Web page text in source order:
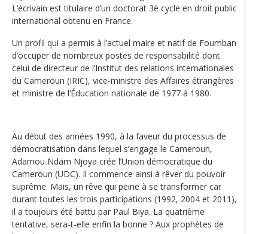
L‘écrivain est titulaire d’un doctorat 3è cycle en droit public
international obtenu en France.
Un profil qui a permis à l’actuel maire et natif de Foumban
d’occuper de nombreux postes de responsabilité dont
celui de directeur de l’Institut des relations internationales
du Cameroun (IRIC), vice-ministre des Affaires étrangères
et ministre de l‘Éducation nationale de 1977 à 1980.
Au début des années 1990, à la faveur du processus de
démocratisation dans lequel s’engage le Cameroun,
Adamou Ndam Njoya crée l’Union démocratique du
Cameroun (UDC). Il commence ainsi à rêver du pouvoir
suprême. Mais, un rêve qui peine à se transformer car
durant toutes les trois participations (1992, 2004 et 2011),
il a toujours été battu par Paul Biya. La quatrième
tentative, sera-t-elle enfin la bonne ? Aux prophètes de